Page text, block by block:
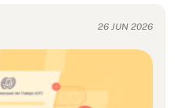
26 JUN 2026